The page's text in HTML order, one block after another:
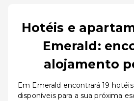
Hotéis e
Emerald:
alojamento
Em Emerald encontrará 19
disponíveis para a sua próxima